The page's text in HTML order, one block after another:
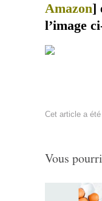
Amazon]
l’image
Cet article a
Vous